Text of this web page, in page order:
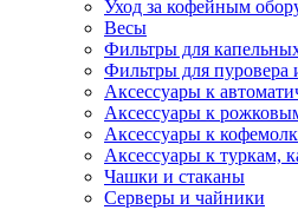
Уход за кофейным
Весы
Фильтры для
Фильтры для пуровера
Аксессуары к
Аксессуары к
Аксессуары к
Аксессуары к туркам,
Чашки и стаканы
Серверы и чайники